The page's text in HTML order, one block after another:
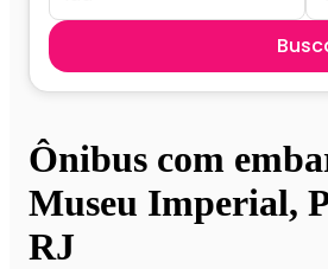
Ônibus com
Museu Imperial,
RJ